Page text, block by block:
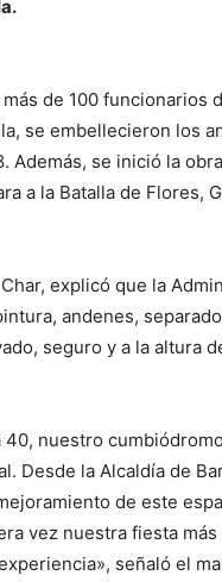
de 100 funcionarios
se embellecieron los
Además, se inició la
a la Batalla de Flores,
explicó que la
andenes,
seguro y a la altura
40, nuestro
Desde la Alcaldía de
de este
vez nuestra fiesta
señaló el